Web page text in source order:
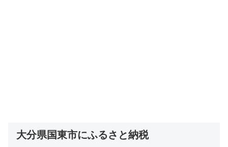
大分県国東市にふるさと納税